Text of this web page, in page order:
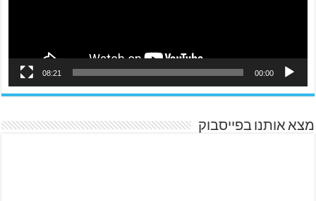
00:00
08:21
מצא אותנו בפייסבוק